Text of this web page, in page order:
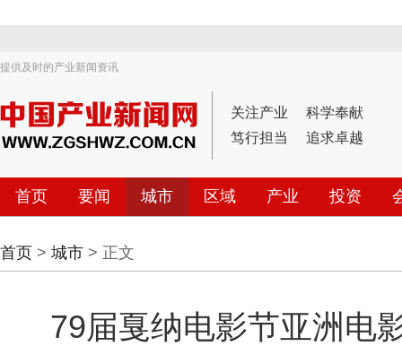
提供及时的产业新闻资讯
关注产业
科学奉献
笃行担当
追求卓越
首页 要闻 城市 区域 产业 投资
首页 > 城市 > 正文
79届戛纳电影节亚洲电